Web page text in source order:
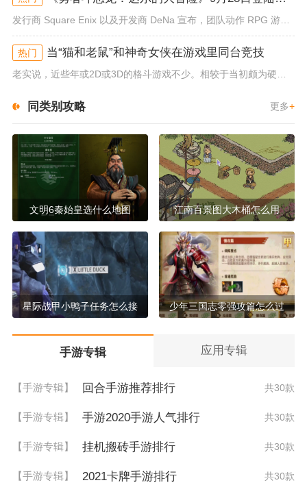
发行商 Square Enix 以及开发商 DeNa 宣布，团队动作 RPG 游戏《勇者斗恶龙：达尔的大冒险 魂之绊》将...
热门 当“猫和老鼠”和神奇女侠在游戏里同台竞技
老实说，近些年或2D或3D的格斗游戏不少。相较于当初颇为硬核的难度。如今这类游戏大都以较低的游玩门槛，独特的技能机制吸引...
同类别攻略 更多+
文明6秦始皇选什么地图 江南百景图大木桶怎么用
星际战甲小鸭子任务怎么接 少年三国志零强攻篇怎么过
手游专辑 应用专辑
【手游专辑】 回合手游推荐排行 共30款
【手游专辑】 手游2020手游人气排行 共30款
【手游专辑】 挂机搬砖手游排行 共30款
【手游专辑】 2021卡牌手游排行 共30款